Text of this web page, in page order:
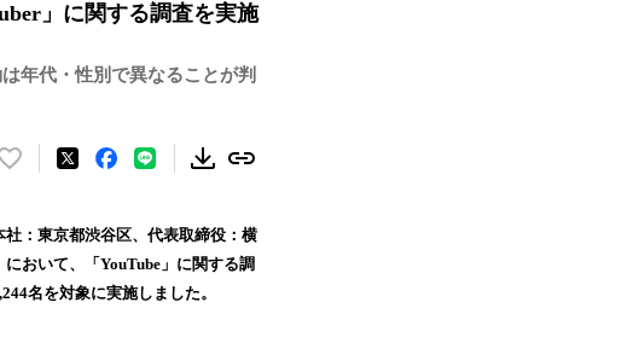
」に関する調査を実施
年代・性別で異なることが判
い
！
数
を
：東京都渋谷区、代表取締役：横
おいて、「YouTube」に関する調
名を対象に実施しました。